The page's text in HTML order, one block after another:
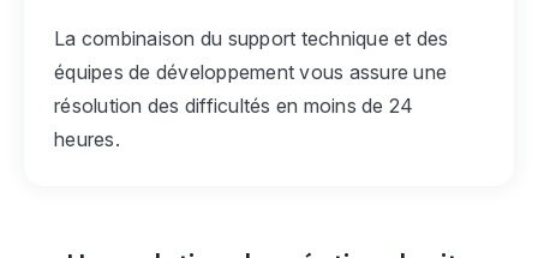
La combinaison du support technique et des
équipes de développement vous assure une
résolution des difficultés en moins de 24
heures.